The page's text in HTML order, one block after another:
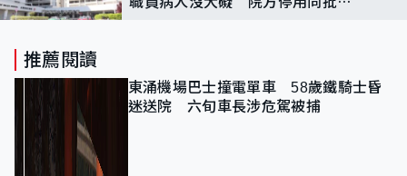
推薦閱讀
東涌機場巴士撞電單車 58歲鐵騎士昏
迷送院 六旬車長涉危駕被捕